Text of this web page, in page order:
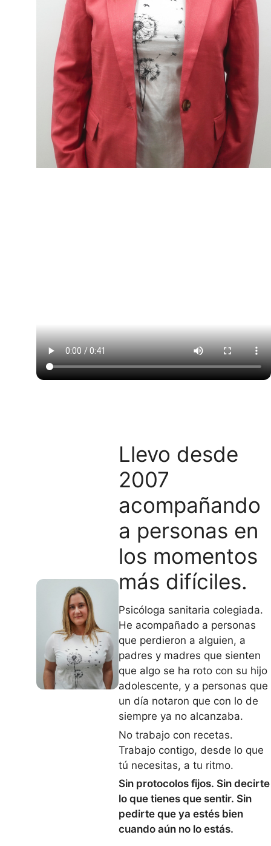
Llevo desde
2007
acompañando
a personas en
los momentos
más difíciles.
Psicóloga sanitaria colegiada.
He acompañado a personas
que perdieron a alguien, a
padres y madres que sienten
que algo se ha roto con su hijo
adolescente, y a personas que
un día notaron que con lo de
siempre ya no alcanzaba.
No trabajo con recetas.
Trabajo contigo, desde lo que
tú necesitas, a tu ritmo.
Sin protocolos fijos. Sin decirte
lo que tienes que sentir. Sin
pedirte que ya estés bien
cuando aún no lo estás.